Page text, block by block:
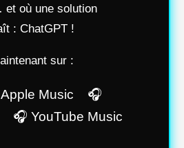
où une solution
: ChatGPT !
sur :
Music 🎧
🎧 YouTube Music